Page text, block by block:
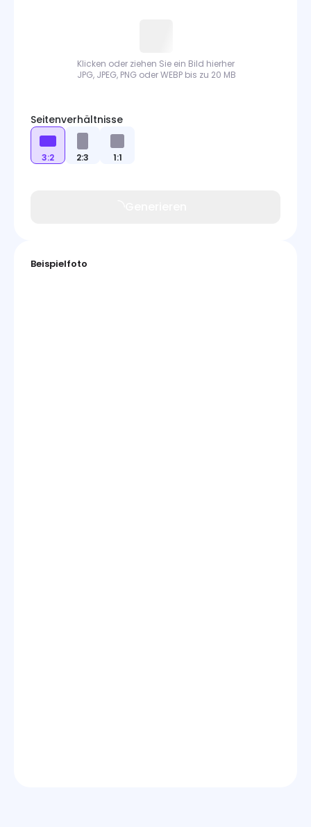
Klicken oder ziehen Sie ein Bild hierher
JPG, JPEG, PNG oder WEBP bis zu 20 MB
Seitenverhältnisse
3:2 2:3 1:1
Beispielfoto